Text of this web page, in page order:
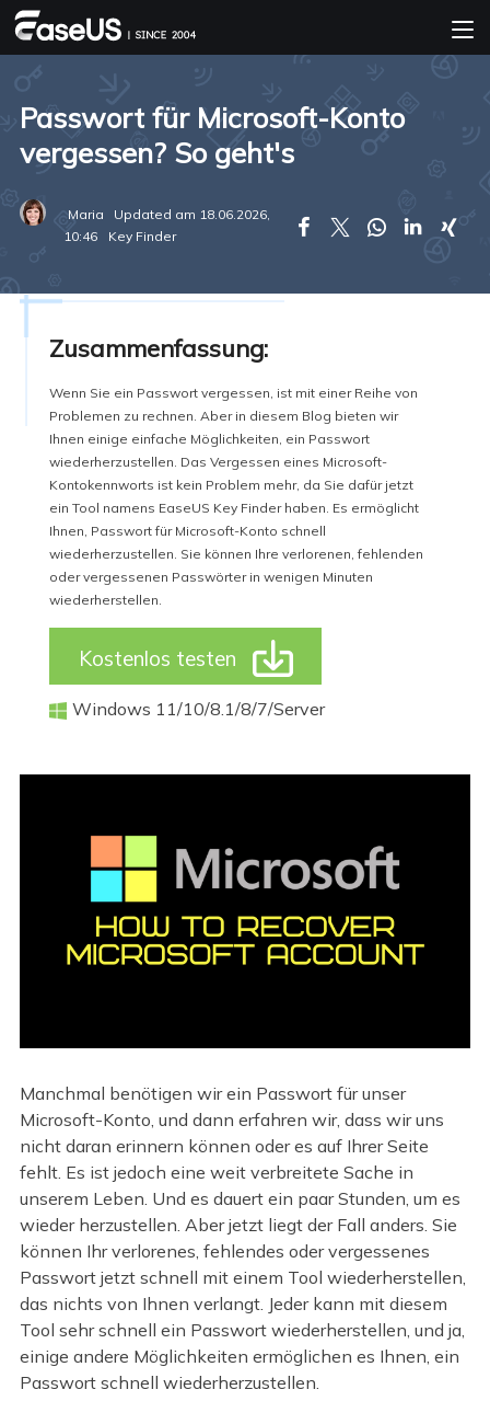
Passwort für Microsoft-Konto
vergessen? So geht's
Maria
Updated am 18.06.2026,
10:46
Key Finder     
Zusammenfassung:
Wenn Sie ein Passwort vergessen, ist mit einer Reihe von
Problemen zu rechnen. Aber in diesem Blog bieten wir
Ihnen einige einfache Möglichkeiten, ein Passwort
wiederherzustellen. Das Vergessen eines Microsoft-
Kontokennworts ist kein Problem mehr, da Sie dafür jetzt
ein Tool namens EaseUS Key Finder haben. Es ermöglicht
Ihnen, Passwort für Microsoft-Konto schnell
wiederherzustellen. Sie können Ihre verlorenen, fehlenden
oder vergessenen Passwörter in wenigen Minuten
wiederherstellen.
Kostenlos testen 
 Windows 11/10/8.1/8/7/Server
Manchmal benötigen wir ein Passwort für unser
Microsoft-Konto, und dann erfahren wir, dass wir uns
nicht daran erinnern können oder es auf Ihrer Seite
fehlt. Es ist jedoch eine weit verbreitete Sache in
unserem Leben. Und es dauert ein paar Stunden, um es
wieder herzustellen. Aber jetzt liegt der Fall anders. Sie
können Ihr verlorenes, fehlendes oder vergessenes
Passwort jetzt schnell mit einem Tool wiederherstellen,
das nichts von Ihnen verlangt. Jeder kann mit diesem
Tool sehr schnell ein Passwort wiederherstellen, und ja,
einige andere Möglichkeiten ermöglichen es Ihnen, ein
Passwort schnell wiederherzustellen.